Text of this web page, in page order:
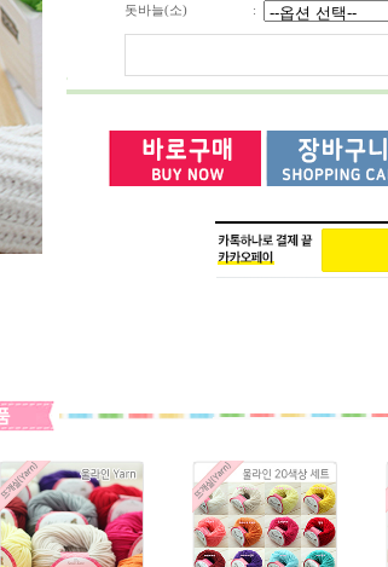
돗바늘(소)
: